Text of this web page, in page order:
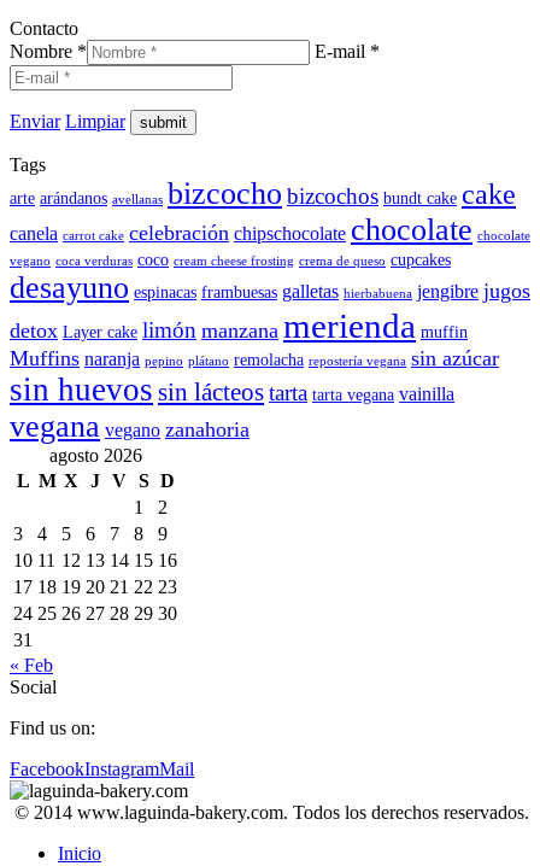
Contacto
Nombre *
E-mail *
Enviar Limpiar
Tags
arte arándanos avellanas bizcocho bizcochos bundt cake cake
canela carrot cake celebración chipschocolate chocolate chocolate
vegano coca verduras coco cream cheese frosting crema de queso cupcakes
desayuno espinacas frambuesas galletas hierbabuena jengibre jugos
detox Layer cake limón manzana merienda muffin
Muffins naranja pepino plátano remolacha repostería vegana sin azúcar
sin huevos sin lácteostarta tarta vegana vainilla
vegana vegano zanahoria
agosto 2026
L M X J V S D
1
2
3
4 5 6 7 8
9
10 11 12 13 14 15 16
17 18 19 20 21 22 23
24 25 26 27 28 29 30
31
« Feb
Social
Find us on:
FacebookInstagramMail
© 2014 www.laguinda-bakery.com. Todos los derechos reservados.
Inicio